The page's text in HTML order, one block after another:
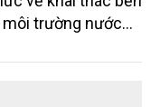
trường nước
và Môi trường